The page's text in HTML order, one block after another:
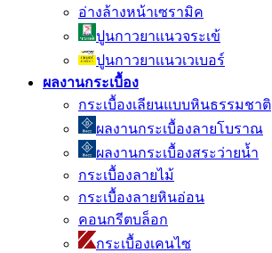
อ่างล้างหน้าเซรามิค
ปูนกาวยาเเนวจระเข้
ปูนกาวยาเเนวเวเบอร์
ผลงานกระเบื้อง
กระเบื้องเลียนแบบหินธรรมชาติ
ผลงานกระเบื้องลายโบราณ
ผลงานกระเบื้องสระว่ายนํ้า
กระเบื้องลายไม้
กระเบื้องลายหินอ่อน
คอนกรีตบล็อก
กระเบื้องเคนไซ